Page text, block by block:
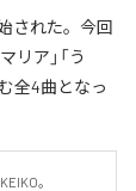
された。今回
リア」「う
全4曲となっ
。